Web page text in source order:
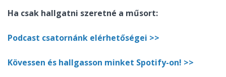
Ha csak hallgatni szeretné a műsort:
Podcast csatornánk elérhetőségei >>
Kövessen és hallgasson minket Spotify-on! >>